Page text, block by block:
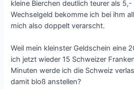
kleine Bierchen deutlich teurer als 5,-
Wechselgeld bekomme ich bei ihm
mich also doppelt verarscht.
Weil mein kleinster Geldschein eine
ich jetzt wieder 15 Schweizer
Minuten werde ich die Schweiz
damit bloß anstellen?